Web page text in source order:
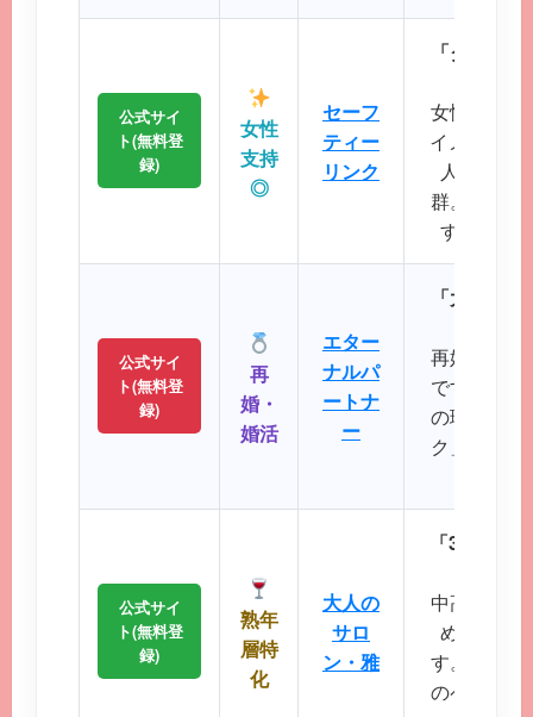
公式サイ
ト(無料登
録)
女性
支持
◎
セーフ
ティー
リンク
「クリー
女性誌にも
イメージが
人サポー
群。初めて
すい操作
公式サイ
ト(無料登
録)
再
婚・
婚活
エター
ナルパ
ートナ
ー
「大人の
再婚や婚活
です。バ
の理解を示
ク」など
公式サイ
ト(無料登
録)
熟年
層特
化
大人の
サロ
ン・雅
「30代後
中高年層
め、同世
す。周囲を
のペースで